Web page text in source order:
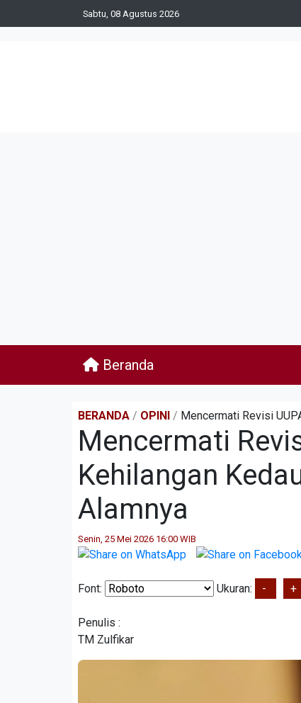
Sabtu, 08 Agustus 2026
Beranda
BERANDA / OPINI / Mencermati Revisi
Mencermati
Kehilangan
Alamnya
Senin, 25 Mei 2026 16:00 WIB
Font: Ukuran: - +
Penulis :
TM Zulfikar